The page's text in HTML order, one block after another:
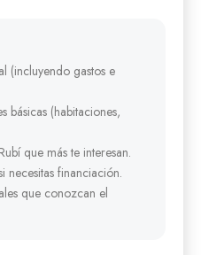
(incluyendo gastos e
básicas (habitaciones,
que más te interesan.
necesitas financiación.
que conozcan el